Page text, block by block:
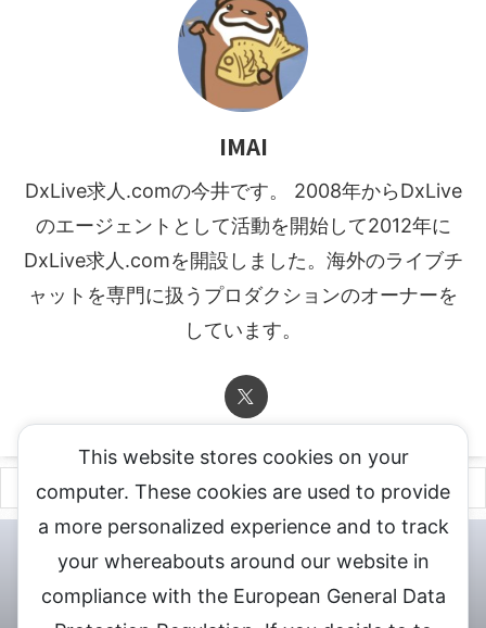
IMAI
DxLive求人.comの今井です。 2008年からDxLive
のエージェントとして活動を開始して2012年に
DxLive求人.comを開設しました。海外のライブチ
ャットを専門に扱うプロダクションのオーナーを
しています。
チャットレディ登録申込 DXLIVE求人.comへお問合せ
DXLIVE 退
会・解約・移籍の申請
式サイト
This website stores cookies on your
computer. These cookies are used to provide
a more personalized experience and to track
your whereabouts around our website in
compliance with the European General Data